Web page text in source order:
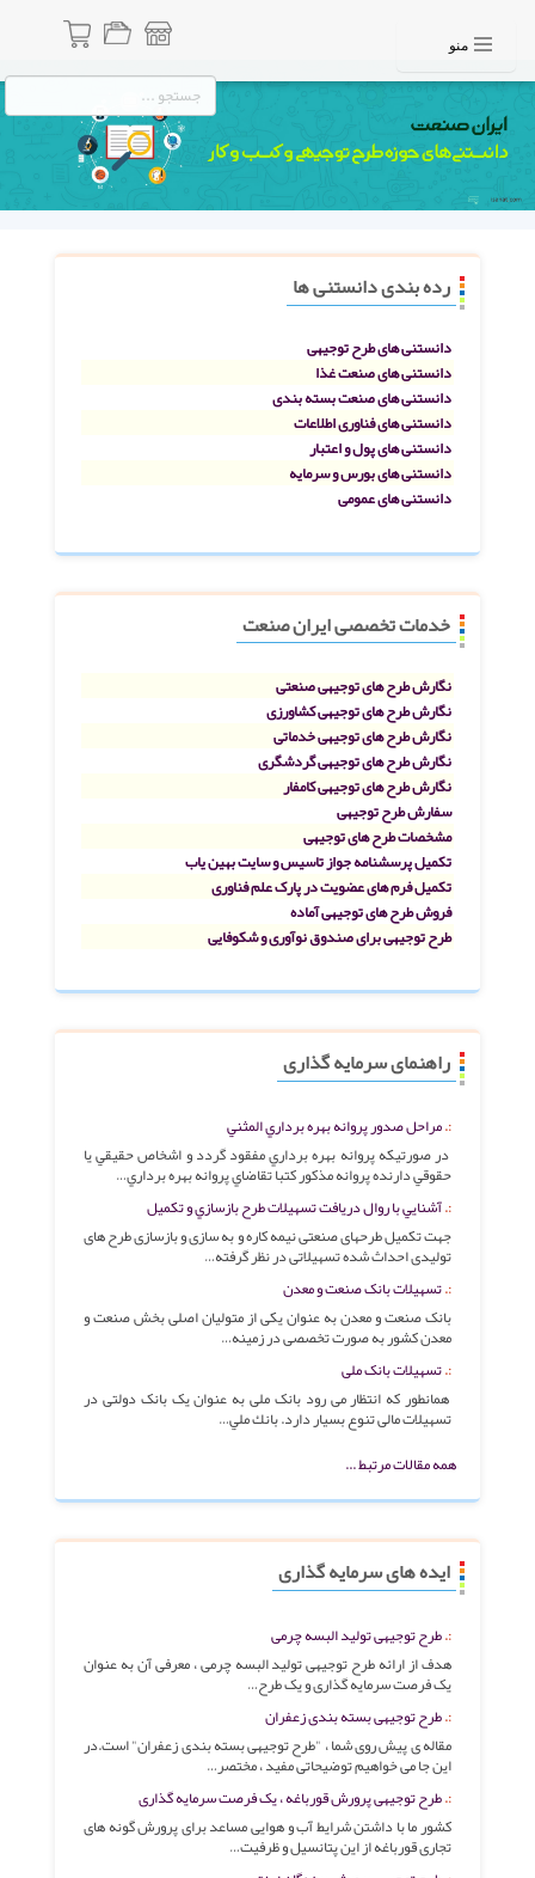
منو
رده بندی دانستنی ها
دانستنی های طرح توجیهی
دانستنی های صنعت غذا
دانستنی های صنعت بسته بندی
دانستنی های فناوری اطلاعات
دانستنی های پول و اعتبار
دانستنی های بورس و سرمایه
دانستنی های عمومی
خدمات تخصصی ایران صنعت
نگارش طرح های توجیهی صنعتی
نگارش طرح های توجیهی کشاورزی
نگارش طرح های توجیهی خدماتی
نگارش طرح های توجیهی گردشگری
نگارش طرح های توجیهی کامفار
سفارش طرح توجیهی
مشخصات طرح های توجیهی
تکمیل پرسشنامه جواز تاسیس و سایت بهین یاب
تکمیل فرم های عضویت در پارک علم فناوری
فروش طرح های توجیهی آماده
طرح توجیهی برای صندوق نوآوری و شکوفایی
راهنمای سرمایه گذاری
مراحل صدور پروانه بهره برداري المثني
در صورتيكه پروانه بهره برداري مفقود گردد و اشخاص حقيقي يا
حقوقي دارنده پروانه مذكور كتبا تقاضاي پروانه بهره برداري…
آشنايي با روال دریافت تسهیلات طرح بازسازي و تكميل
جهت تکمیل طرحهای صنعتی نیمه کاره و به سازی و بازسازی طرح های
تولیدی احداث شده تسهیلاتی در نظر گرفته…
تسهیلات بانک صنعت و معدن
بانک صنعت و معدن به عنوان یکی از متولیان اصلی بخش صنعت و
معدن کشور به صورت تخصصی در زمینه…
تسهیلات بانک ملی
همانطور که انتظار می رود بانک ملی به عنوان یک بانک دولتی در
تسهیلات مالی تنوع بسیار دارد. بانك ملي…
همه مقالات مرتبط ...
ایده های سرمایه گذاری
طرح توجیهی تولید البسه چرمی
هدف از ارائه طرح توجیهی تولید البسه چرمی ، معرفی آن به عنوان
یک فرصت سرمایه گذاری و یک طرح…
طرح توجیهی بسته بندی زعفران
مقاله ی پیش روی شما ، "طرح توجیهی بسته بندی زعفران" است.در
این جا می خواهیم توضیحاتی مفید ، مختصر…
طرح توجیهی پرورش قورباغه ، یک فرصت سرمایه گذاری
كشور ما با داشتن شرایط آب و هوایی مساعد برای پرورش گونه های
تجاری قورباغه از این پتانسیل و ظرفیت…